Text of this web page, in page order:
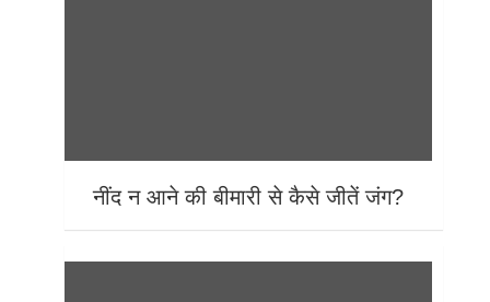
नींद न आने की बीमारी से कैसे जीतें जंग?